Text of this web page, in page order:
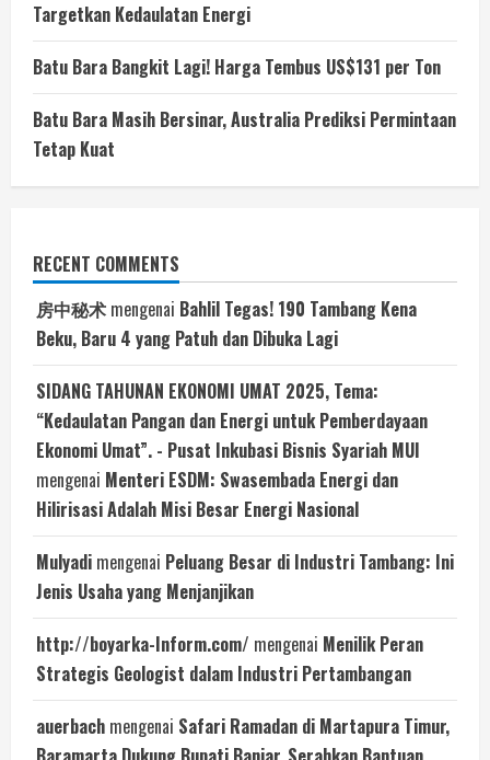
Targetkan Kedaulatan Energi
Batu Bara Bangkit Lagi! Harga Tembus US$131 per Ton
Batu Bara Masih Bersinar, Australia Prediksi Permintaan
Tetap Kuat
RECENT COMMENTS
房中秘术 mengenai Bahlil Tegas! 190 Tambang Kena
Beku, Baru 4 yang Patuh dan Dibuka Lagi
SIDANG TAHUNAN EKONOMI UMAT 2025, Tema:
“Kedaulatan Pangan dan Energi untuk Pemberdayaan
Ekonomi Umat”. - Pusat Inkubasi Bisnis Syariah MUI
mengenai Menteri ESDM: Swasembada Energi dan
Hilirisasi Adalah Misi Besar Energi Nasional
Mulyadi mengenai Peluang Besar di Industri Tambang: Ini
Jenis Usaha yang Menjanjikan
http://boyarka-Inform.com/ mengenai Menilik Peran
Strategis Geologist dalam Industri Pertambangan
auerbach mengenai Safari Ramadan di Martapura Timur,